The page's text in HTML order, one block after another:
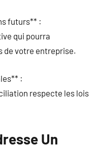
futurs** :
qui pourra
de votre entreprise.
:
respecte les lois
Un